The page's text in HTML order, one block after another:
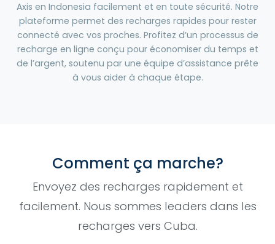
Axis en Indonesia facilement et en toute sécurité. Notre
plateforme permet des recharges rapides pour rester
connecté avec vos proches. Profitez d’un processus de
recharge en ligne conçu pour économiser du temps et
de l’argent, soutenu par une équipe d’assistance prête
à vous aider à chaque étape.
Comment ça marche?
Envoyez des recharges rapidement et
facilement. Nous sommes leaders dans les
recharges vers Cuba.